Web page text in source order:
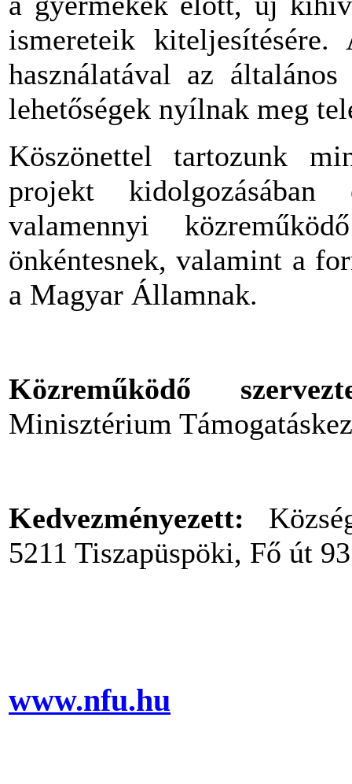
ismereteik
használatával az
lehetőségek nyílnak meg
Köszönettel tartozunk
projekt kidolgozásában
valamennyi
önkéntesnek, valamint a
a Magyar Államnak.
Közreműködő
Minisztérium
Kedvezményezett:
5211 Tiszapüspöki, Fő út
www.nfu.hu